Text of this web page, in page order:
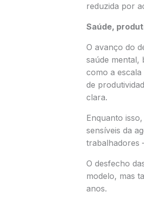
reduzida por
Saúde,
O avanço do
saúde mental,
como a
de
clara.
Enquanto
sensíveis da
trabalhadores
O desfecho
modelo, mas
anos.